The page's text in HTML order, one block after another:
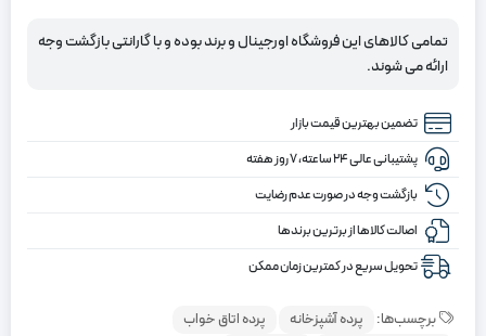
قرمز
تمامی کالاهای این فروشگاه اورجینال و برند بوده و با گارانتی بازگشت وجه
ارائه می شوند.
تضمین بهترین قیمت بازار
پشتیبانی عالی ۲۴ ساعته، ۷ روز هفته
بازگشت وجه در صورت عدم رضایت
اصالت کالاها از برترین برندها
تحویل سریع در کمترین زمان ممکن
برچسب‌ها: پرده آشپزخانه
پرده اتاق خواب